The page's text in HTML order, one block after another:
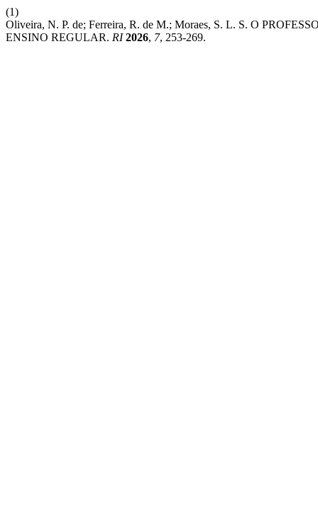
(1)
Oliveira, N. P. de; Ferreira, R. de M.; Moraes, S. L. S. O
ENSINO REGULAR. RI 2026, 7, 253-269.